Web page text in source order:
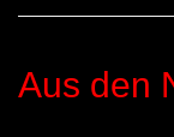
Aus den